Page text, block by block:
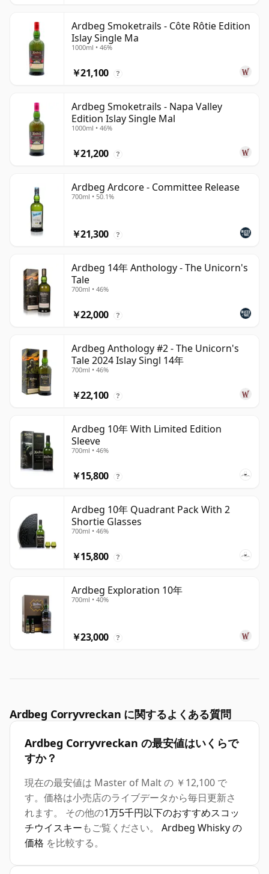
Ardbeg Smoketrails - Côte Rôtie Edition
Islay Single Ma
1000ml • 46%
￥21,100 ?
Ardbeg Smoketrails - Napa Valley
Edition Islay Single Mal
1000ml • 46%
￥21,200 ?
Ardbeg Ardcore - Committee Release
700ml • 50.1%
￥21,300 ?
Ardbeg 14年 Anthology - The Unicorn's
Tale
700ml • 46%
￥22,000 ?
Ardbeg Anthology #2 - The Unicorn's
Tale 2024 Islay Singl 14年
700ml • 46%
￥22,100 ?
Ardbeg 10年 With Limited Edition
Sleeve
700ml • 46%
￥15,800 ?
Ardbeg 10年 Quadrant Pack With 2
Shortie Glasses
700ml • 46%
￥15,800 ?
Ardbeg Exploration 10年
700ml • 40%
￥23,000 ?
Ardbeg Corryvreckan に関するよくある質問
Ardbeg Corryvreckan の最安値はいくらで
すか？
現在の最安値は Master of Malt の ￥12,100 で
す。価格は小売店のライブデータから毎日更新さ
れます。 その他の1万5千円以下のおすすめスコッ
チウイスキーもご覧ください。 Ardbeg Whisky の
価格 を比較する。